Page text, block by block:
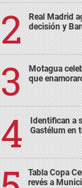
Real Madrid
decisión y
Motagua
que
Identifican a
Gastélum en
Tabla Copa
revés a